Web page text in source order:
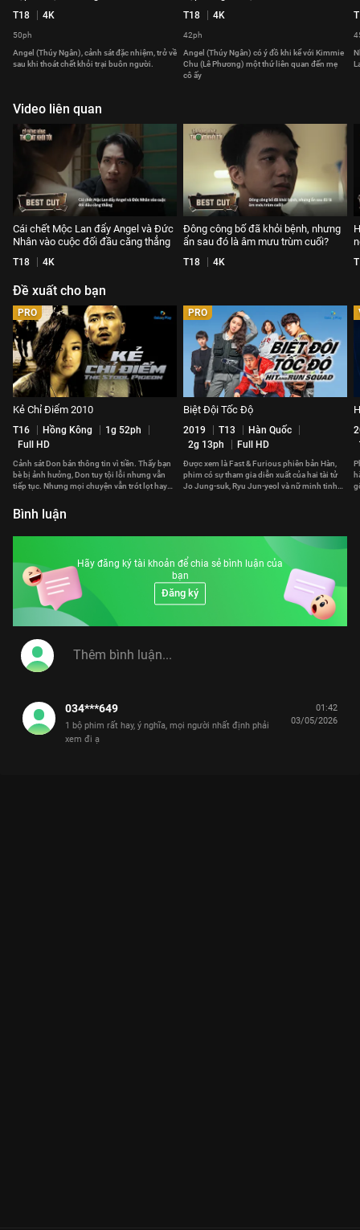
T18 4K
50ph
Angel (Thúy Ngân), cảnh sát đặc nhiệm, trở về
sau khi thoát chết khỏi trại buôn người.
T18 4K
42ph
Angel (Thúy Ngân) có ý đồ khi kể với Kimmie
Chu (Lê Phương) một thứ liên quan đến mẹ
cô ấy
Video liên quan
Cái chết Mộc Lan đẩy Angel và Đức
Nhân vào cuộc đối đầu căng thẳng
T18 4K
Đông công bố đã khỏi bệnh, nhưng
ẩn sau đó là âm mưu trùm cuối?
T18 4K
Đề xuất cho bạn
PRO
Kẻ Chỉ Điểm 2010
T16 Hồng Kông
1g 52ph
Full HD
Cảnh sát Don bán thông tin vì tiền. Thấy bạn
bè bị ảnh hưởng, Don tuy tội lỗi nhưng vẫn
tiếp tục. Nhưng mọi chuyện vẫn trót lọt hay
PRO
Biệt Đội Tốc Độ
2019 T13
Hàn Quốc
2g 13ph
Full HD
Được xem là Fast & Furious phiên bản Hàn,
phim có sự tham gia diễn xuất của hai tài tử
Jo Jung-suk, Ryu Jun-yeol và nữ minh tinh
Bình luận
Hãy đăng ký tài khoản để chia sẻ bình luận của
bạn
Đăng ký
034***649
1 bộ phim rất hay, ý nghĩa, mọi người nhất định phải
xem đi ạ
01:42
03/05/2026